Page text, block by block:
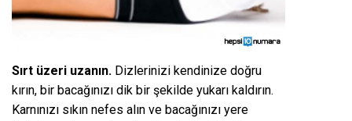
Sırt üzeri uzanın. Dizlerinizi kendinize doğru
kırın, bir bacağınızı dik bir şekilde yukarı kaldırın.
Karnınızı sıkın nefes alın ve bacağınızı yere